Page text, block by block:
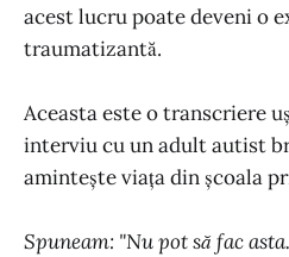
acest lucru poate deveni o
traumatizantă.
Aceasta este o transcriere
interviu cu un adult autist
amintește viața din școala
Spuneam: "Nu pot să fac